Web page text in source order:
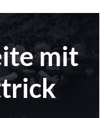
mit